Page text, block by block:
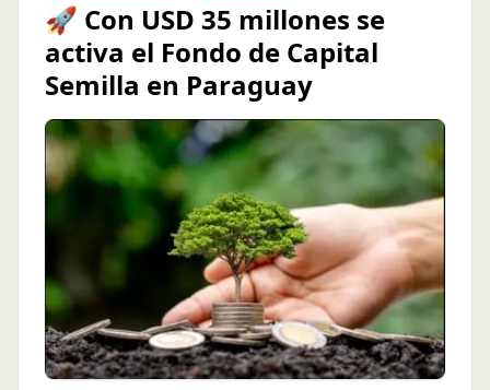
🚀 Con USD 35 millones se
activa el Fondo de Capital
Semilla en Paraguay